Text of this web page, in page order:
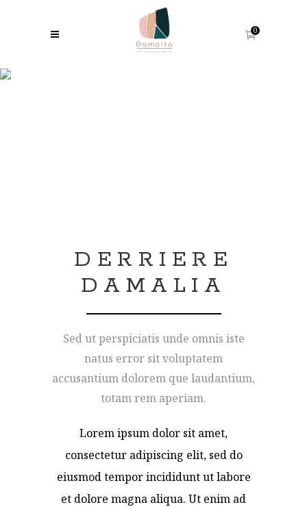
0
DERRIERE
DAMALIA
Sed ut perspiciatis unde omnis iste
natus error sit voluptatem
accusantium dolorem que laudantium,
totam rem aperiam.
Lorem ipsum dolor sit amet,
consectetur adipiscing elit, sed do
eiusmod tempor incididunt ut labore
et dolore magna aliqua. Ut enim ad